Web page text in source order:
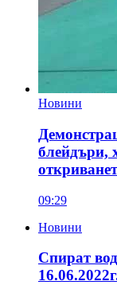
Новини
блейдъри,
09:29
Новини
Спират